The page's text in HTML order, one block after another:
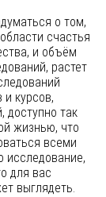
о том,
счастья
и объём
растет
курсов,
доступно так
жизнью, что
всеми
исследование,
для вас
выглядеть.